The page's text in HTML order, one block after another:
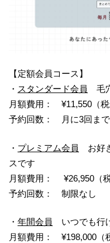
【定額会員コース】
・ スタンダード会員
毛
月額費用： ¥11,550（
予約回数： 月に3回まで
・ プレミアム会員
お好
スです
月額費用： ¥26,950（
予約回数： 制限なし
・ 年間会員
いつでも行
月額費用： ¥198,000（